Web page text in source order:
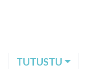
TUTUSTU